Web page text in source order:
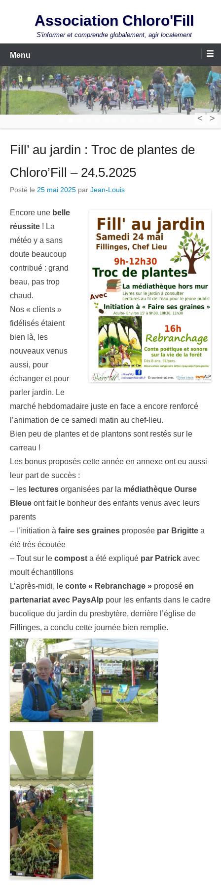
Association Chloro'Fill
S'informer et comprendre globalement, agir localement
Menu
< >
Fill’ au jardin : Troc de plantes de
Chloro’Fill – 24.5.2025
Posté le 25 mai 2025 par Jean-Louis
Encore une belle
réussite ! La
météo y a sans
doute beaucoup
contribué : grand
beau, pas trop
chaud.
Nos « clients »
fidélisés étaient
bien là, les
nouveaux venus
aussi, pour
échanger et pour
parler jardin. Le
marché hebdomadaire juste en face a encore renforcé
l’animation de ce samedi matin au chef-lieu.
Bien peu de plantes et de plantons sont restés sur le
carreau !
Les bonus proposés cette année en annexe ont eu aussi
leur part de succès :
– les lectures organisées par la médiathèque Ourse
Bleue ont fait le bonheur des enfants venus avec leurs
parents
– l’initiation à faire ses graines proposée par Brigitte a
été très écoutée
– Tout sur le compost a été expliqué par Patrick avec
moult échantillons
L’après-midi, le conte « Rebranchage » proposé en
partenariat avec PaysAlp pour les enfants dans le cadre
bucolique du jardin du presbytère, derrière l’église de
Fillinges, a conclu cette journée bien remplie.